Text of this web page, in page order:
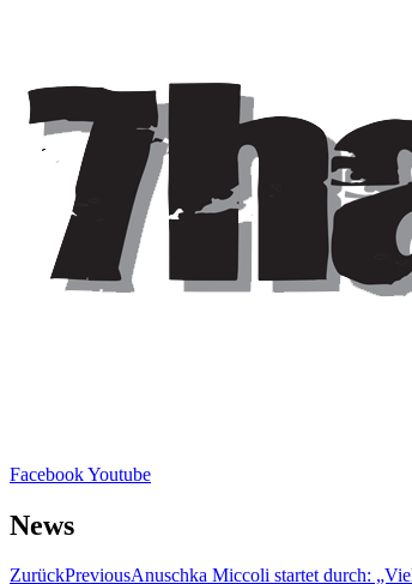
FacebookYoutube
News
ZurückPreviousAnuschka Miccoli startet durch: